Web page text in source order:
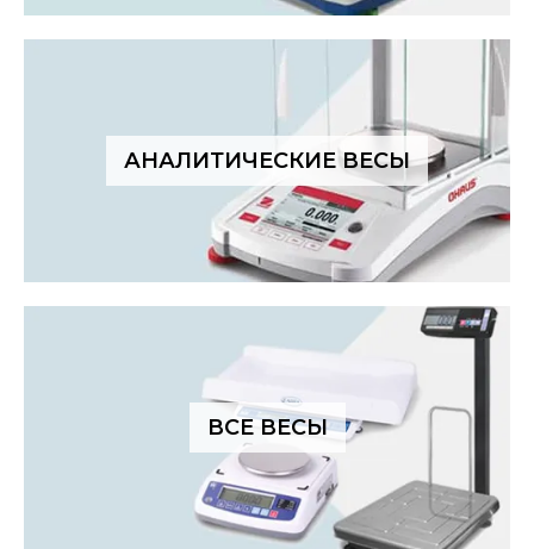
АНАЛИТИЧЕСКИЕ ВЕСЫ
ВСЕ ВЕСЫ